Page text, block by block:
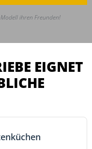
ihren Freunden!
EIGNET